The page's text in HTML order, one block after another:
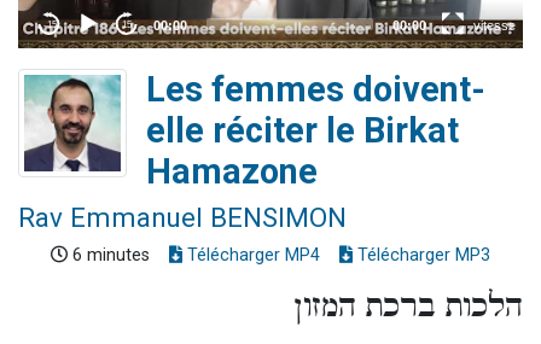
Les femmes doivent-
elle réciter le Birkat
Hamazone
Rav Emmanuel BENSIMON
6 minutes Télécharger MP4 Télécharger MP3
הלכות ברכת המזון